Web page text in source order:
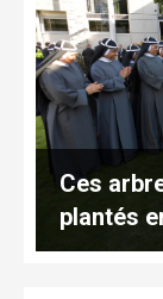
Ces
plantés